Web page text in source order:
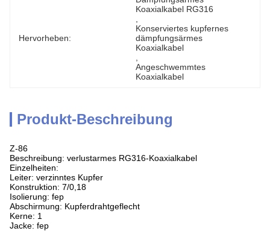
Hervorheben:
Koaxialkabel RG316
Konserviertes kupfernes
dämpfungsärmes
Koaxialkabel
Angeschwemmtes
Koaxialkabel
Produkt-Beschreibung
Z-86
Beschreibung: verlustarmes RG316-Koaxialkabel
Einzelheiten:
Leiter: verzinntes Kupfer
Konstruktion: 7/0,18
Isolierung: fep
Abschirmung: Kupferdrahtgeflecht
Kerne: 1
Jacke: fep